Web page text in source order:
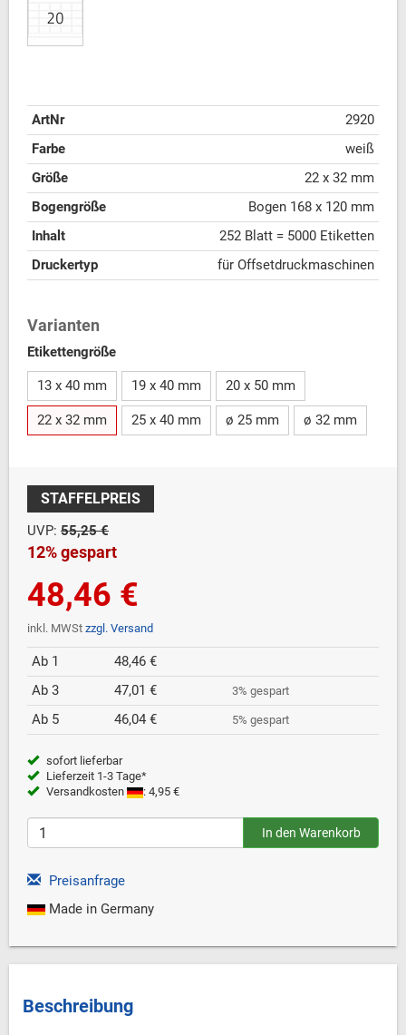
ArtNr
2920
Farbe
weiß
Größe
22 x 32 mm
Bogengröße
Bogen 168 x 120 mm
Inhalt
252 Blatt = 5000 Etiketten
Druckertyp
für Offsetdruckmaschinen
Varianten
Etikettengröße
13 x 40 mm 19 x 40 mm 20 x 50 mm
22 x 32 mm 25 x 40 mm ø 25 mm ø 32 mm
STAFFELPREIS
UVP: 55,25 €
12% gespart
48,46 €
inkl. MWSt zzgl. Versand
Ab 1
48,46 €
Ab 3
47,01 € 3% gespart
Ab 5 46,04 € 5% gespart
sofort lieferbar
Lieferzeit 1-3 Tage*
Versandkosten
: 4,95 €
Preisanfrage
Made in Germany
Beschreibung